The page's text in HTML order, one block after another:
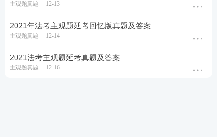
主观题真题 12-13
2021年法考主观题延考回忆版真题及答案
主观题真题 12-14
2021法考主观题延考真题及答案
主观题真题 12-16